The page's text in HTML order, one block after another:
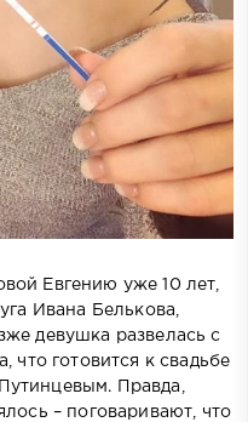
Евгению уже 10 лет,
Ивана Белькова,
девушка развелась с
что готовится к свадьбе
Правда,
– поговаривают, что